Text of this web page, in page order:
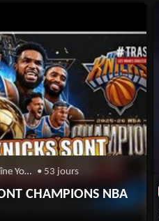
Trash Talk : Chaîne Youtube • 53 jours
CHAMPIONS NBA